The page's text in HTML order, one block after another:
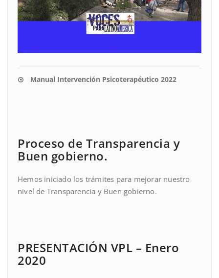
Manual Intervención Psicoterapéutico 2022
Proceso de Transparencia y
Buen gobierno.
Hemos iniciado los trámites para mejorar nuestro
nivel de Transparencia y Buen gobierno.
PRESENTACIÓN VPL – Enero
2020